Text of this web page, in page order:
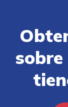
sobre